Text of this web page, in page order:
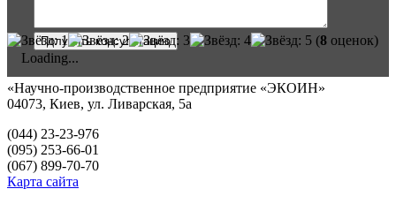
(8 оценок)
Loading...
«Научно-производственное предприятие «ЭКОИН»
04073, Киев, ул. Ливарская, 5а
(044) 23-23-976
(095) 253-66-01
(067) 899-70-70
Карта сайта